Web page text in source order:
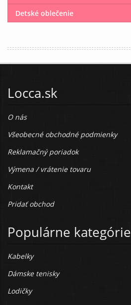
Detské oblečenie
Locca.sk
O nás
Všeobecné obchodné podmienky
Reklamačný poriadok
Výmena / vrátenie tovaru
Kontakt
Pridať obchod
Populárne kategórie
Kabelky
Dámske tenisky
Lodičky